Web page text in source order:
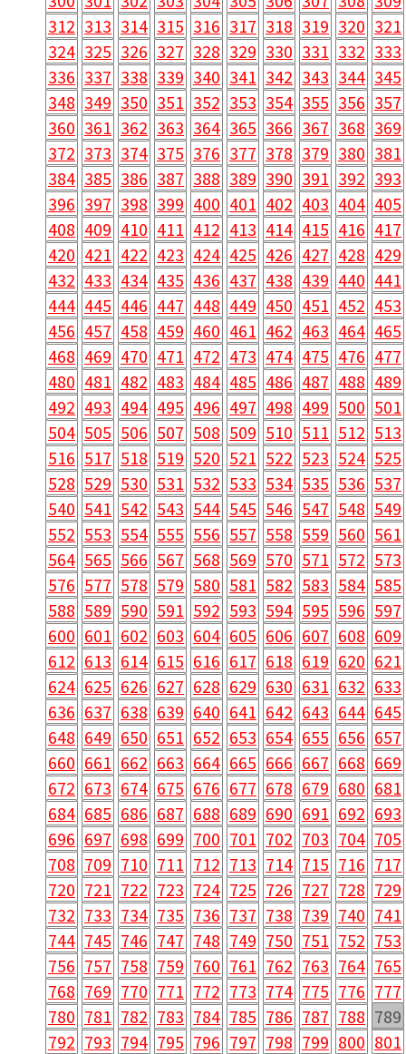
312 313 314 315 316 317 318 319 320 321
324 325 326 327 328 329 330 331 332 333
336 337 338 339 340 341 342 343 344 345
348 349 350 351 352 353 354 355 356 357
360 361 362 363 364 365 366 367 368 369
372 373 374 375 376 377 378 379 380 381
384 385 386 387 388 389 390 391 392 393
396 397 398 399 400 401 402 403 404 405
408 409 410 411 412 413 414 415 416 417
420 421 422 423 424 425 426 427 428 429
432 433 434 435 436 437 438 439 440 441
444 445 446 447 448 449 450 451 452 453
456 457 458 459 460 461 462 463 464 465
468 469 470 471 472 473 474 475 476 477
480 481 482 483 484 485 486 487 488 489
492 493 494 495 496 497 498 499 500 501
504 505 506 507 508 509 510 511 512 513
516 517 518 519 520 521 522 523 524 525
528 529 530 531 532 533 534 535 536 537
540 541 542 543 544 545 546 547 548 549
552 553 554 555 556 557 558 559 560 561
564 565 566 567 568 569 570 571 572 573
576 577 578 579 580 581 582 583 584 585
588 589 590 591 592 593 594 595 596 597
600 601 602 603 604 605 606 607 608 609
612 613 614 615 616 617 618 619 620 621
624 625 626 627 628 629 630 631 632 633
636 637 638 639 640 641 642 643 644 645
648 649 650 651 652 653 654 655 656 657
660 661 662 663 664 665 666 667 668 669
672 673 674 675 676 677 678 679 680 681
684 685 686 687 688 689 690 691 692 693
696 697 698 699 700 701 702 703 704 705
708 709 710 711 712 713 714 715 716 717
720 721 722 723 724 725 726 727 728 729
732 733 734 735 736 737 738 739 740 741
744 745 746 747 748 749 750 751 752 753
756 757 758 759 760 761 762 763 764 765
768 769 770 771 772 773 774 775 776 777
780 781 782 783 784 785 786 787 788 789
792 793 794 795 796 797 798 799 800 801